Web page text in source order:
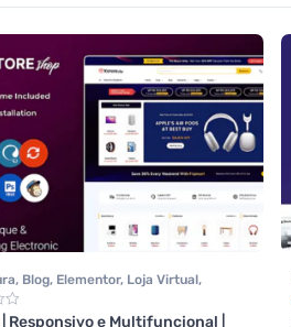
, Blog, Elementor, Loja Virtual,
, Temas
Responsivo e Multifuncional |